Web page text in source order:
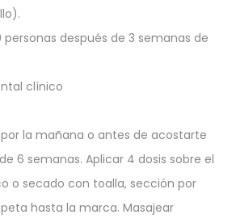
después de 3 semanas de
clínico
la mañana o antes de acostarte
6 semanas. Aplicar 4 dosis sobre el
o secado con toalla, sección por
hasta la marca. Masajear